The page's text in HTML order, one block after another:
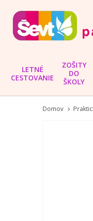
LETNÉ
CESTOVANIE
ZOŠITY
DO
ŠKOLY
Domov